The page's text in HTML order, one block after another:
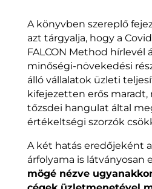
A könyvben szereplő
azt tárgyalja, hogy a
FALCON Method hírlevél
minőségi-növekedési
álló vállalatok üzleti
kifejezetten erős maradt,
tőzsdei hangulat által
értékeltségi szorzók
A két hatás eredőjeként
árfolyama is látványosan
mögé nézve